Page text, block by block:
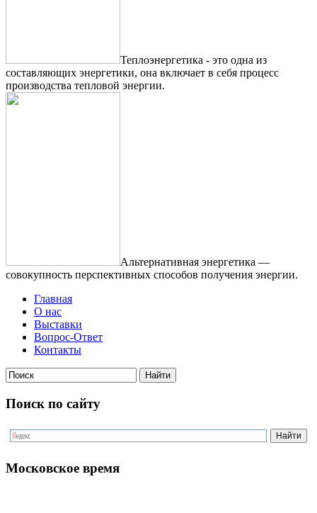
Теплоэнергетика - это одна из
составляющих энергетики, она включает в себя процесс
производства тепловой энергии.
Альтернативная энергетика —
совокупность перспективных способов получения энергии.
Главная
О нас
Выставки
Вопрос-Ответ
Контакты
Поиск по сайту
Московское время